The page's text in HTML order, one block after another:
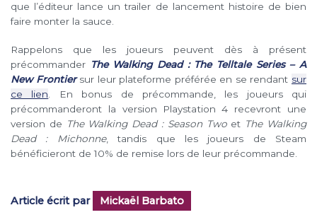
que l’éditeur lance un trailer de lancement histoire de bien
faire monter la sauce.
Rappelons que les joueurs peuvent dès à présent
précommander The Walking Dead : The Telltale Series – A
New Frontiersur leur plateforme préférée en se rendant sur
ce lien. En bonus de précommande, les joueurs qui
précommanderont la version Playstation 4 recevront une
version de The Walking Dead : Season Twoet The Walking
Dead : Michonne, tandis que les joueurs de Steam
bénéficieront de 10% de remise lors de leur précommande.
Article écrit par Mickaël Barbato